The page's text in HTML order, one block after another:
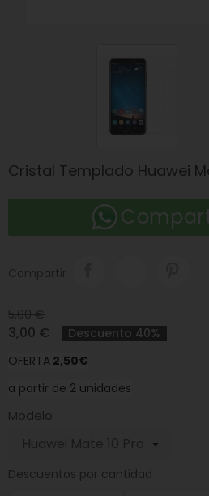
Cristal Templado Huawei
Compartir
5,00 €
3,00 €
Descuento 40%
OFERTA 2,50€
a partir de 2 unidades
Modelo
Descuentos por cantidad